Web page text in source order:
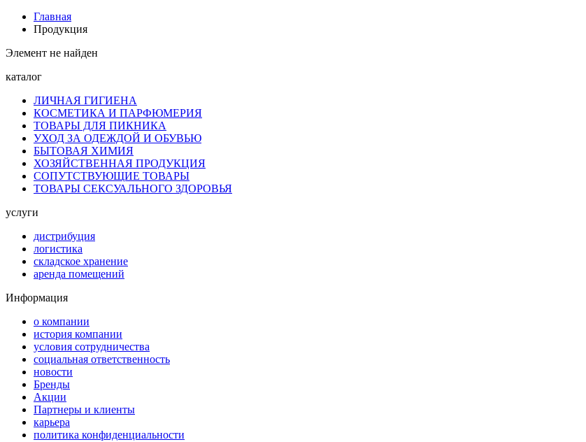
Главная
Продукция
Элемент не найден
каталог
ЛИЧНАЯ ГИГИЕНА
КОСМЕТИКА И ПАРФЮМЕРИЯ
ТОВАРЫ ДЛЯ ПИКНИКА
УХОД ЗА ОДЕЖДОЙ И ОБУВЬЮ
БЫТОВАЯ ХИМИЯ
ХОЗЯЙСТВЕННАЯ ПРОДУКЦИЯ
СОПУТСТВУЮЩИЕ ТОВАРЫ
ТОВАРЫ СЕКСУАЛЬНОГО ЗДОРОВЬЯ
услуги
дистрибуция
логистика
складское хранение
аренда помещений
Информация
о компании
история компании
условия сотрудничества
социальная ответственность
новости
Бренды
Акции
Партнеры и клиенты
карьера
политика конфиденциальности